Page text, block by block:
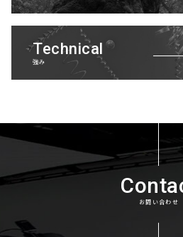
Technical
強み
お問い合わせ